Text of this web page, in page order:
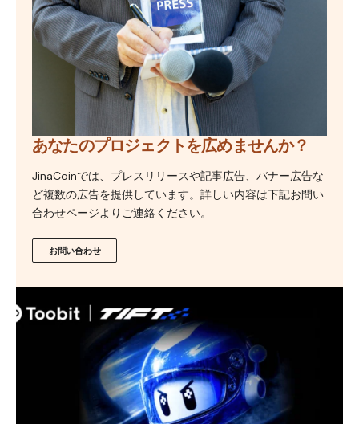
あなたのプロジェクトを広めませんか？
JinaCoinでは、プレスリリースや記事広告、バナー広告な
ど複数の広告を提供しています。詳しい内容は下記お問い
合わせページよりご連絡ください。
お問い合わせ